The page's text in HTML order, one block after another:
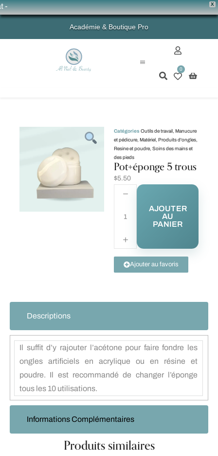
X
💗
Académie & Boutique Pro
0
Catégories Outils de travail Manucure
et pédicure Matériel Produits d'ongles
Resine et poudre Soins des mains et
des pieds
Pot+éponge 5 trous
$5.50
AJOUTER
AU
PANIER
Ajouter au favoris
Descriptions
Informations Complémentaires
Il suffit d’y rajouter l’acétone pour faire fondre les
ongles artificiels en acrylique ou en résine et
poudre. Il est recommandé de changer l’éponge
tous les 10 utilisations.
Produits similaires